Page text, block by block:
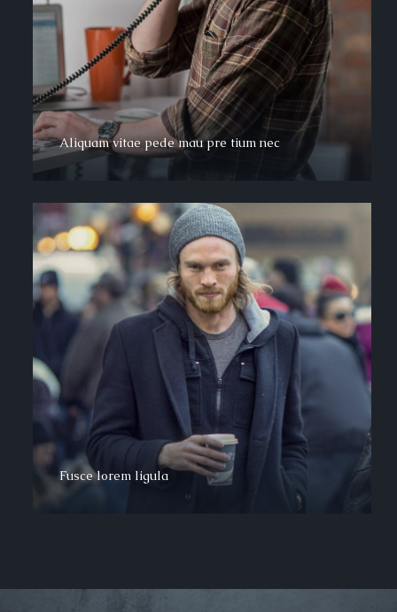
Aliquam vitae pede mau pre tium nec
Fusce lorem ligula